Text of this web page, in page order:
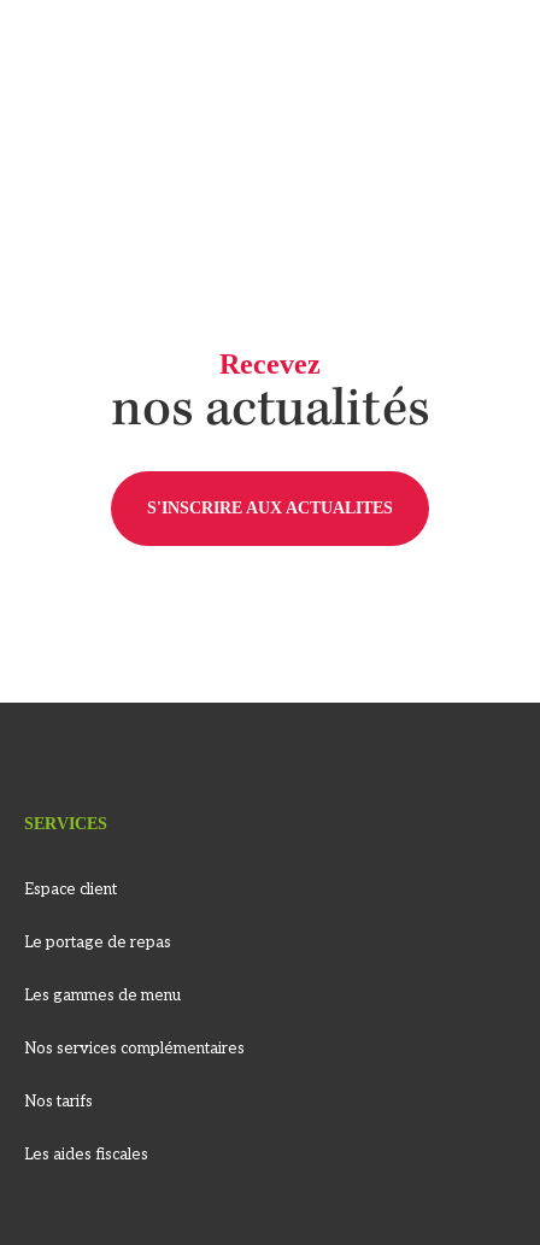
Recevez
nos actualités
S'INSCRIRE AUX ACTUALITES
SERVICES
Espace client
Le portage de repas
Les gammes de menu
Nos services complémentaires
Nos tarifs
Les aides fiscales